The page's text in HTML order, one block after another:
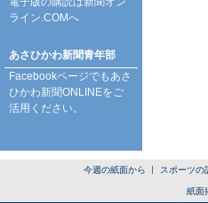
ライン.COMへ
あさひかわ新聞青年部
Facebookページでもあさ
ひかわ新聞ONLINEをご
活用ください。
今週の紙面から スポーツの
紙面